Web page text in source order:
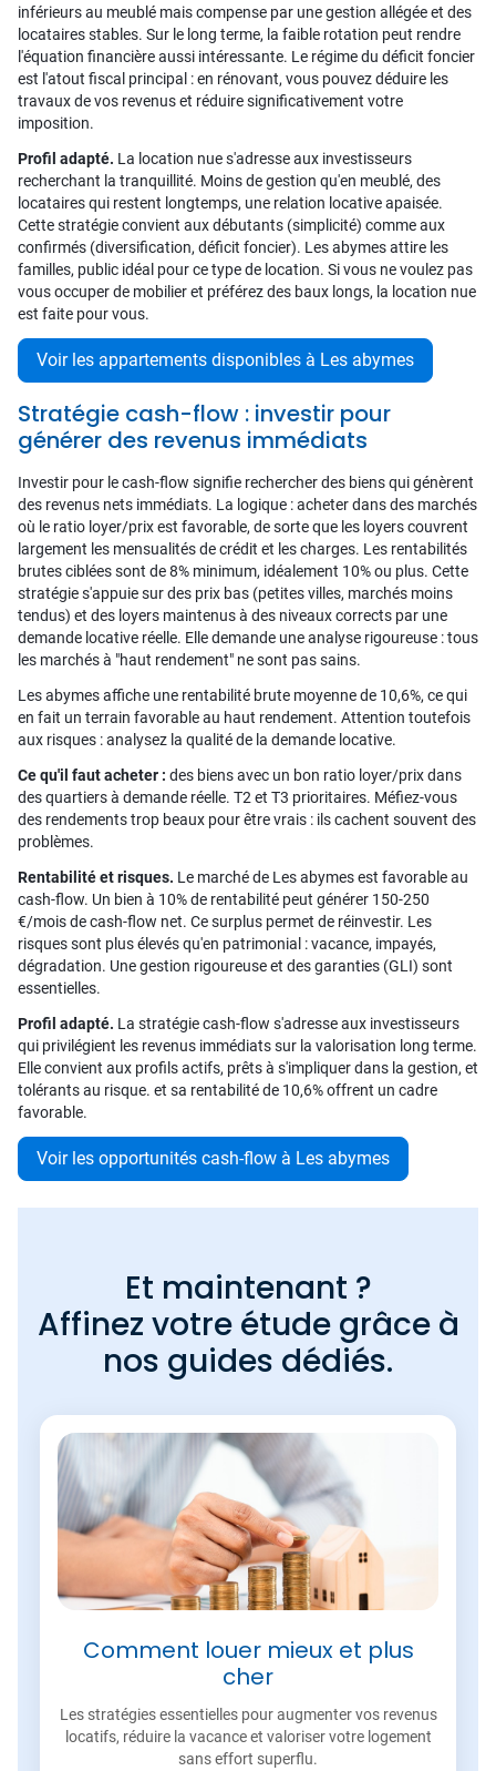
inférieurs au meublé mais compense par une gestion allégée et des
locataires stables. Sur le long terme, la faible rotation peut rendre
l'équation financière aussi intéressante. Le régime du déficit foncier
est l'atout fiscal principal : en rénovant, vous pouvez déduire les
travaux de vos revenus et réduire significativement votre
imposition.
Profil adapté. La location nue s'adresse aux investisseurs
recherchant la tranquillité. Moins de gestion qu'en meublé, des
locataires qui restent longtemps, une relation locative apaisée.
Cette stratégie convient aux débutants (simplicité) comme aux
confirmés (diversification, déficit foncier). Les abymes attire les
familles, public idéal pour ce type de location. Si vous ne voulez pas
vous occuper de mobilier et préférez des baux longs, la location nue
est faite pour vous.
Voir les appartements disponibles à Les abymes
Stratégie cash-flow : investir pour
générer des revenus immédiats
Investir pour le cash-flow signifie rechercher des biens qui génèrent
des revenus nets immédiats. La logique : acheter dans des marchés
où le ratio loyer/prix est favorable, de sorte que les loyers couvrent
largement les mensualités de crédit et les charges. Les rentabilités
brutes ciblées sont de 8% minimum, idéalement 10% ou plus. Cette
stratégie s'appuie sur des prix bas (petites villes, marchés moins
tendus) et des loyers maintenus à des niveaux corrects par une
demande locative réelle. Elle demande une analyse rigoureuse : tous
les marchés à "haut rendement" ne sont pas sains.
Les abymes affiche une rentabilité brute moyenne de 10,6%, ce qui
en fait un terrain favorable au haut rendement. Attention toutefois
aux risques : analysez la qualité de la demande locative.
Ce qu'il faut acheter : des biens avec un bon ratio loyer/prix dans
des quartiers à demande réelle. T2 et T3 prioritaires. Méfiez-vous
des rendements trop beaux pour être vrais : ils cachent souvent des
problèmes.
Rentabilité et risques. Le marché de Les abymes est favorable au
cash-flow. Un bien à 10% de rentabilité peut générer 150-250
€/mois de cash-flow net. Ce surplus permet de réinvestir. Les
risques sont plus élevés qu'en patrimonial : vacance, impayés,
dégradation. Une gestion rigoureuse et des garanties (GLI) sont
essentielles.
Profil adapté. La stratégie cash-flow s'adresse aux investisseurs
qui privilégient les revenus immédiats sur la valorisation long terme.
Elle convient aux profils actifs, prêts à s'impliquer dans la gestion, et
tolérants au risque. et sa rentabilité de 10,6% offrent un cadre
favorable.
Voir les opportunités cash-flow à Les abymes
Et maintenant ?
Affinez votre étude grâce à
nos guides dédiés.
Comment louer mieux et plus
cher
Les stratégies essentielles pour augmenter vos revenus
locatifs, réduire la vacance et valoriser votre logement
sans effort superflu.